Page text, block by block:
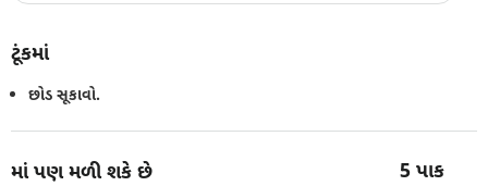
ટૂંકમાં
છોડ સૂકાવો.
માં પણ મળી શકે છે 5 પાક